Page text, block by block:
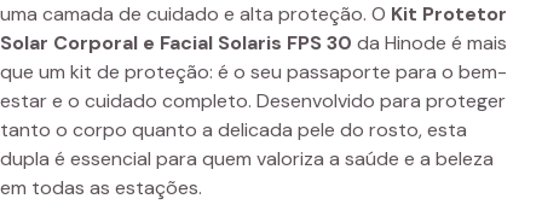
uma camada de cuidado e alta proteção. O Kit Protetor
Solar Corporal e Facial Solaris FPS 30 da Hinode é mais
que um kit de proteção: é o seu passaporte para o bem-
estar e o cuidado completo. Desenvolvido para proteger
tanto o corpo quanto a delicada pele do rosto, esta
dupla é essencial para quem valoriza a saúde e a beleza
em todas as estações.